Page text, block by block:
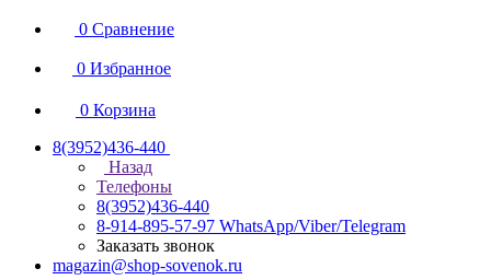
0 Сравнение
0 Избранное
0 Корзина
8(3952)436-440
Назад
Телефоны
8(3952)436-440
8-914-895-57-97 WhatsApp/Viber/Telegram
Заказать звонок
magazin@shop-sovenok.ru